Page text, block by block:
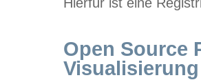
Open Source
Visualisierung